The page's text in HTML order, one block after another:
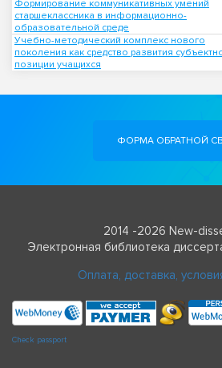
Формирование коммуникативных умений
старшеклассника в информационно-
образовательной среде
Учебно-методический комплекс нового
поколения как средство развития
позиции учащихся
ФОРМА ОБРАТНОЙ
2014 -2026 New-
Электронная библиотека
Оплата, доставка,
Check passport